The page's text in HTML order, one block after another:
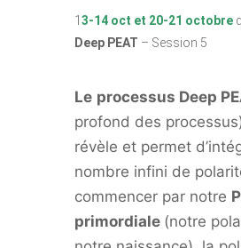
1 3-14 oct et 20-21 octobre
Deep PEAT – Session 5
Le processus Deep
profond des
révèle et permet
nombre infini de
commencer par notre
primordiale (notre